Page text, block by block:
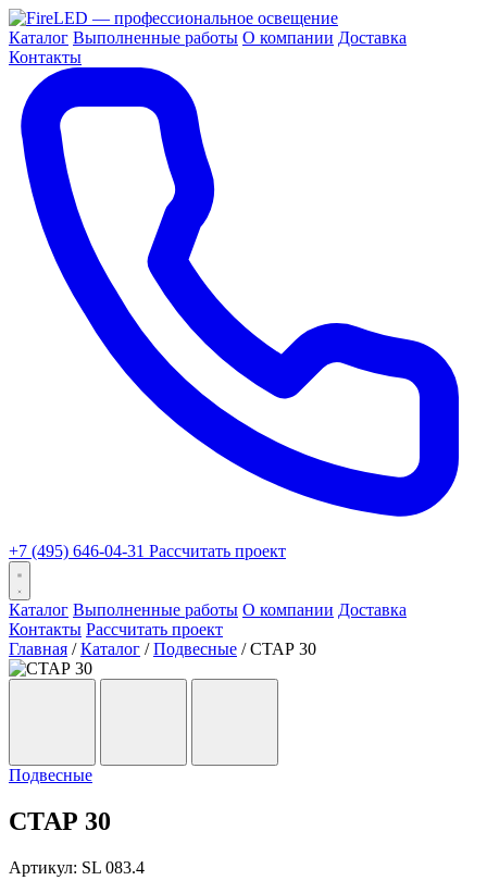
Каталог Выполненные работы О компании Доставка
Контакты
+7 (495) 646-04-31 Рассчитать проект
Каталог Выполненные работы О компании Доставка
Контакты Рассчитать проект
Главная / Каталог / Подвесные / СТАР 30
Подвесные
СТАР 30
Артикул: SL 083.4